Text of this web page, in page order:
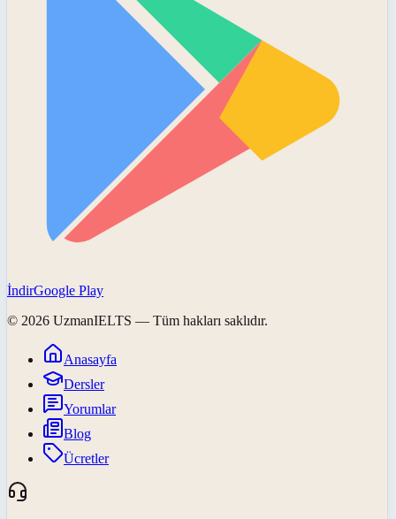
İndirGoogle Play
© 2026 UzmanIELTS — Tüm hakları saklıdır.
Anasayfa
Dersler
Yorumlar
Blog
Ücretler